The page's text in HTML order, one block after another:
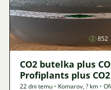
852
CO2 butelka plus
Profiplants plus
Strideways
22 dni temu • Komarov,? km •